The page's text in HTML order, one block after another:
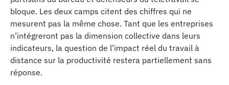
bloque. Les deux camps citent des chiffres qui ne
mesurent pas la même chose. Tant que les entreprises
n’intégreront pas la dimension collective dans leurs
indicateurs, la question de l’impact réel du travail à
distance sur la productivité restera partiellement sans
réponse.